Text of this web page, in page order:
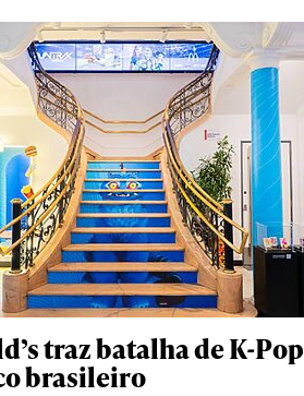
traz batalha de K-Pop
brasileiro